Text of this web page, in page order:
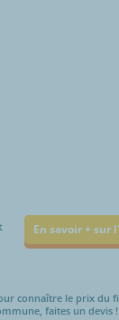
En savoir +
connaître le prix du
faites un devis !